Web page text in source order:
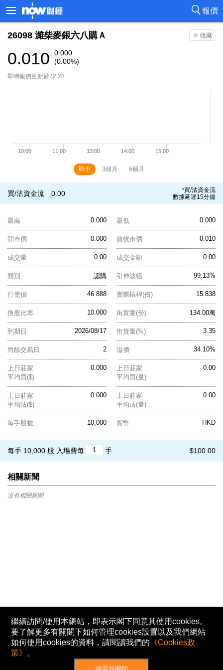
報價
26098 濰柴麥銀六八購Ａ
0.010
0.000
(0.00%)
即時報價更新於22:28
即市 3個月 6個月
買/沽資金流 0.00 *買/沽資金流
數據延遲15分鐘
0.000
最高 0.000
最低
0.000
開市價 0.010
前收市價
0.00
成交量 0.00
成交金額
認購
類別 99.13%
引伸波幅
46.888
行使價 15.838
實際槓桿(倍)
10.000
換股比率 134.00萬
街貨量(份)
2026/08/17
到期日 3.35
街貨量(%)
2
尚餘交易日 34.10%
溢價
0.000
上日莊家
平均買($)
0.00
上日莊家
平均買(量)
0.000
上日莊家
平均沽($)
0.00
上日莊家
平均沽(量)
10,000
每手股數 HKD
貨幣
$100.00
每手 10,000 股 入場費每 手
相關新聞
沒有相關新聞
繼續訪問/使用本網站，即表示閣下同意其使用cookies。
要了解更多有關閣下如何管理cookies設置以及我們網站
如何使用cookies的資料，請閱讀我們的 《Cookies政
策》 。